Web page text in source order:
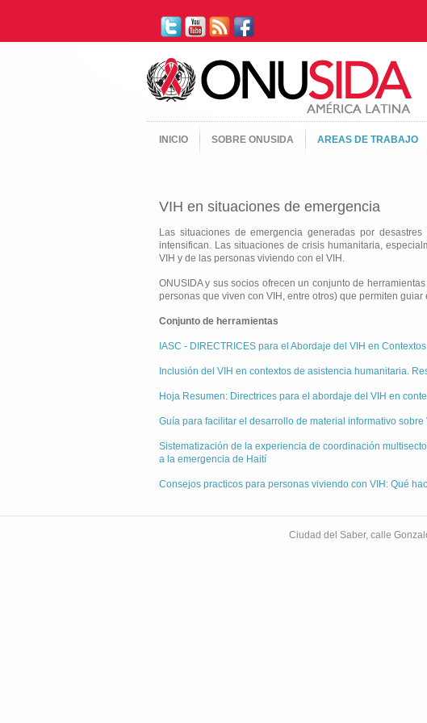
INICIO SOBRE ONUSIDA AREAS DE TRABAJO
VIH en situaciones de emergencia
Las situaciones de emergencia generadas por
intensifican. Las situaciones de crisis humanitaria,
VIH y de las personas viviendo con el VIH.
ONUSIDA y sus socios ofrecen un conjunto de
personas que viven con VIH, entre otros) que permiten
Conjunto de herramientas
IASC - DIRECTRICES para el Abordaje del VIH en
Inclusión del VIH en contextos de asistencia humanitaria.
Hoja Resumen: Directrices para el abordaje del VIH en
Guía para facilitar el desarrollo de material informativo
Sistematización de la experiencia de coordinación
a la emergencia de Haití
Consejos practicos para personas viviendo con VIH: Qué
Ciudad del Saber, calle